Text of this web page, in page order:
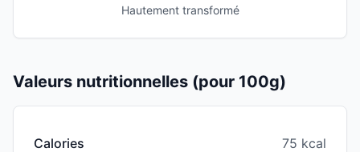
Hautement transformé
Valeurs nutritionnelles (pour 100g)
Calories 75 kcal